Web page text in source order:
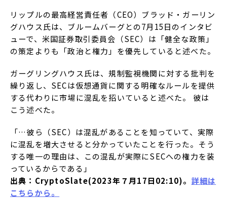
リップルの最高経営責任者（CEO）ブラッド・ガーリン
グハウス氏は、ブルームバーグとの7月15日のインタビ
ューで、米国証券取引委員会（SEC）は「健全な政策」
の策定よりも「政治と権力」を優先していると述べた。
ガーグリングハウス氏は、規制監視機関に対する批判を
繰り返し、SECは仮想通貨に関する明確なルールを提供
する代わりに市場に混乱を招いていると述べた。 彼は
こう述べた。
「…彼ら（SEC）は混乱があることを知っていて、実際
に混乱を増大させると分かっていたことを行った。そう
する唯一の理由は、この混乱が実際にSECへの権力を装
っているからである」
出典：CryptoSlate(2023年７月17日02:10)。 詳細は
こちらから。